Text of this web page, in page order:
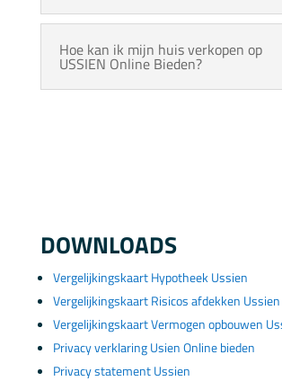
Hoe kan ik mijn huis verkopen op
USSIEN Online Bieden?
DOWNLOADS
Vergelijkingskaart Hypotheek Ussien
Vergelijkingskaart Risicos afdekken Ussien
Vergelijkingskaart Vermogen opbouwen
Privacy verklaring Usien Online bieden
Privacy statement Ussien